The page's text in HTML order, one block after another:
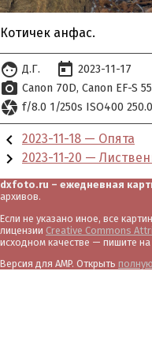
Котичек анфас.
face Д.Г. today 2023-11-17
photo_camera Canon 70D Canon EF-S
camera f/8.0 1/250s ISO400 250.0
chevron_left 2023-11-18 — Опята
chevron_right 2023-11-20 —
dxfoto.ru – ежедневная
архивов.
Если не указано иное, все
лицензии Creative Commons
исходном качестве — пишите на
Версия для AMP. Открыть